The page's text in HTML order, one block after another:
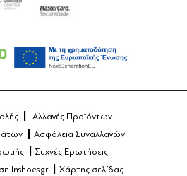
Αλλαγές Προϊόντων
Ασφάλεια Συναλλαγών
Συχνές Ερωτήσεις
Inshoes.gr
Χάρτης σελίδας